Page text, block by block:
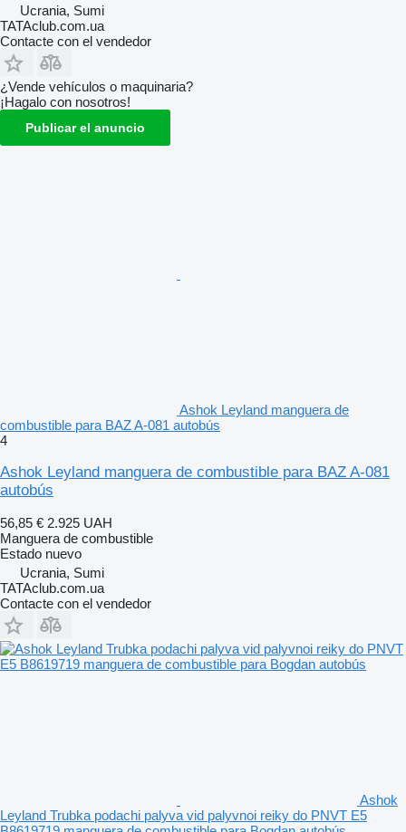
Ucrania, Sumi
TATAclub.com.ua
Contacte con el vendedor
¿Vende vehículos o maquinaria?
¡Hagalo con nosotros!
Publicar el anuncio
Ashok Leyland manguera de
combustible para BAZ A-081 autobús
4
Ashok Leyland manguera de combustible para BAZ A-081
autobús
56,85 € 2.925 UAH
Manguera de combustible
Estado nuevo
Ucrania, Sumi
TATAclub.com.ua
Contacte con el vendedor
Ashok
Leyland Trubka podachi palyva vid palyvnoi reiky do PNVT E5